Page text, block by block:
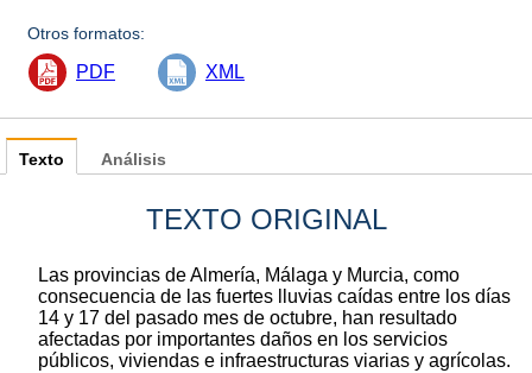
Otros formatos:
PDF XML
Texto
TEXTO ORIGINAL
Las provincias de Almería, Málaga y Murcia, como
consecuencia de las fuertes lluvias caídas entre los días
14 y 17 del pasado mes de octubre, han resultado
afectadas por importantes daños en los servicios
públicos, viviendas e infraestructuras viarias y agrícolas.
Análisis